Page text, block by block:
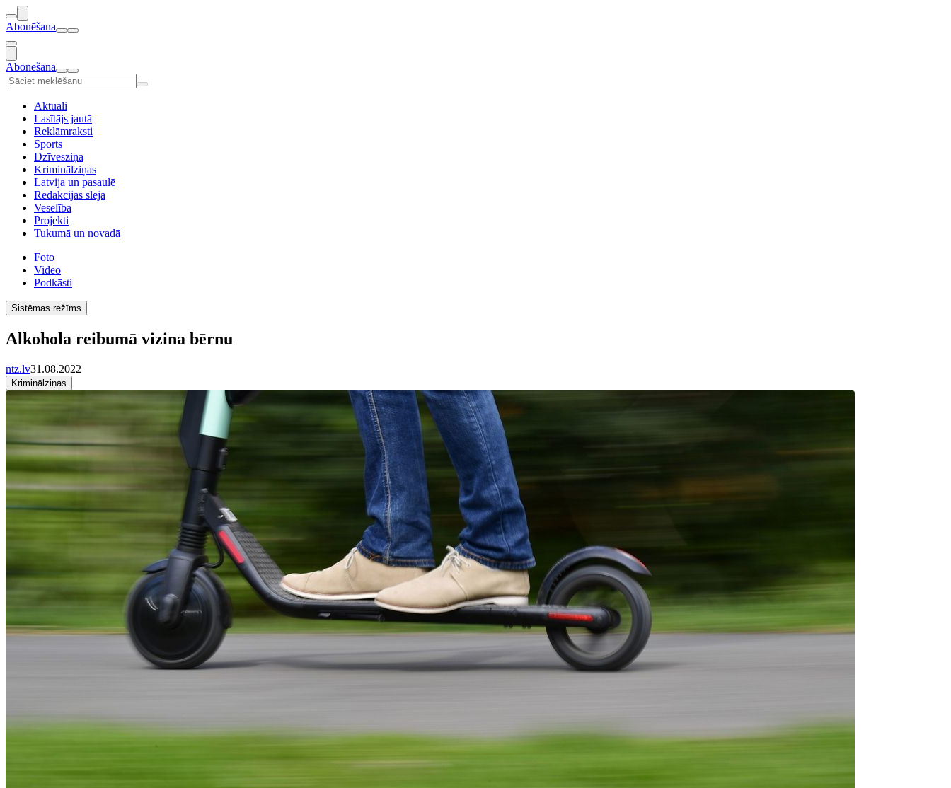
Abonēšana
Abonēšana
Aktuāli
Lasītājs jautā
Reklāmraksti
Sports
Dzīvesziņa
Kriminālziņas
Latvija un pasaulē
Redakcijas sleja
Veselība
Projekti
Tukumā un novadā
Foto
Video
Podkāsti
Sistēmas režīms
Alkohola reibumā vizina bērnu
ntz.lv31.08.2022
Kriminālziņas